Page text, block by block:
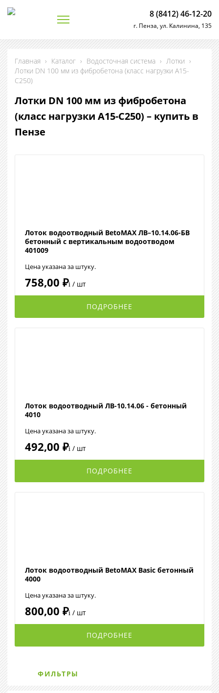
8 (8412) 46-12-20
г. Пенза, ул. Калинина, 135
Главная › Каталог › Водосточная система › Лотки ›
Лотки DN 100 мм из фибробетона (класс нагрузки А15-
С250)
Лотки DN 100 мм из фибробетона
(класс нагрузки А15-С250) – купить в
Пензе
Лоток водоотводный BetoMAX ЛВ–10.14.06-БВ
бетонный с вертикальным водоотводом
401009
Цена указана за штуку.
758,00 ₽i / шт
ПОДРОБНЕЕ
Лоток водоотводный ЛВ-10.14.06 - бетонный
4010
Цена указана за штуку.
492,00 ₽i / шт
ПОДРОБНЕЕ
Лоток водоотводный BetoMAX Basic бетонный
4000
Цена указана за штуку.
800,00 ₽i / шт
ПОДРОБНЕЕ
ФИЛЬТРЫ